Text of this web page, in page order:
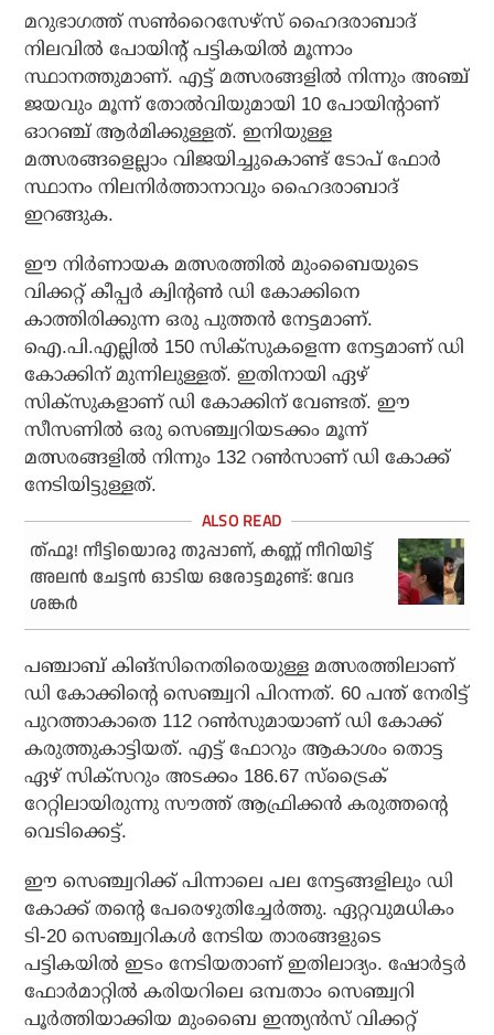
മറുഭാഗത്ത് സണ്‍റൈസേഴ്സ് ഹൈദരാബാദ്
നിലവില്‍ പോയിന്റ് പട്ടികയില്‍ മൂന്നാം
സ്ഥാനത്തുമാണ്. എട്ട് മത്സരങ്ങളില്‍ നിന്നും അഞ്ച്
ജയവും മൂന്ന് തോല്‍വിയുമായി 10 പോയിന്റാണ്
ഓറഞ്ച് ആര്‍മിക്കുള്ളത്. ഇനിയുള്ള
മത്സരങ്ങളെല്ലാം വിജയിച്ചുകൊണ്ട് ടോപ് ഫോര്‍
സ്ഥാനം നിലനിര്‍ത്താനാവും ഹൈദരാബാദ്
ഇറങ്ങുക.
ഈ നിര്‍ണായക മത്സരത്തില്‍ മുംബൈയുടെ
വിക്കറ്റ് കീപ്പര്‍ ക്വിന്റണ്‍ ഡി കോക്കിനെ
കാത്തിരിക്കുന്ന ഒരു പുത്തന്‍ നേട്ടമാണ്.
ഐ.പി.എല്ലില്‍ 150 സിക്‌സുകളെന്ന നേട്ടമാണ് ഡി
കോക്കിന് മുന്നിലുള്ളത്. ഇതിനായി ഏഴ്
സിക്‌സുകളാണ് ഡി കോക്കിന് വേണ്ടത്. ഈ
സീസണില്‍ ഒരു സെഞ്ച്വറിയടക്കം മൂന്ന്
മത്സരങ്ങളില്‍ നിന്നും 132 റണ്‍സാണ് ഡി കോക്ക്
നേടിയിട്ടുള്ളത്.
ത്ഫൂ! നീട്ടിയൊരു തുപ്പാണ്, കണ്ണ് നീറിയിട്ട്
അലന്‍ ചേട്ടന്‍ ഓടിയ ഒരോട്ടമുണ്ട്: വേദ
ശങ്കര്‍
പഞ്ചാബ് കിങ്‌സിനെതിരെയുള്ള മത്സരത്തിലാണ്
ഡി കോക്കിന്റെ സെഞ്ച്വറി പിറന്നത്. 60 പന്ത് നേരിട്ട്
പുറത്താകാതെ 112 റണ്‍സുമായാണ് ഡി കോക്ക്
കരുത്തുകാട്ടിയത്. എട്ട് ഫോറും ആകാശം തൊട്ട
ഏഴ് സിക്സറും അടക്കം 186.67 സ്ട്രൈക്
റേറ്റിലായിരുന്നു സൗത്ത് ആഫ്രിക്കന്‍ കരുത്തന്റെ
വെടിക്കെട്ട്.
ഈ സെഞ്ച്വറിക്ക് പിന്നാലെ പല നേട്ടങ്ങളിലും ഡി
കോക്ക് തന്റെ പേരെഴുതിച്ചേര്‍ത്തു. ഏറ്റവുമധികം
ടി-20 സെഞ്ച്വറികള്‍ നേടിയ താരങ്ങളുടെ
പട്ടികയില്‍ ഇടം നേടിയതാണ് ഇതിലാദ്യം. ഷോര്‍ട്ടര്‍
ഫോര്‍മാറ്റില്‍ കരിയറിലെ ഒമ്പതാം സെഞ്ച്വറി
പൂര്‍ത്തിയാക്കിയ മുംബൈ ഇന്ത്യന്‍സ് വിക്കറ്റ്